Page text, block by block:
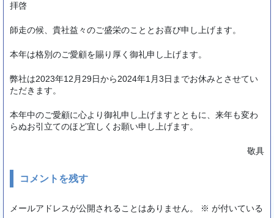
拝啓
師走の候、貴社益々のご盛栄のこととお喜び申し上げます。
本年は格別のご愛顧を賜り厚く御礼申し上げます。
弊社は2023年12月29日から2024年1月3日までお休みとさせてい
ただきます。
本年中のご愛顧に心より御礼申し上げますとともに、来年も変わ
らぬお引立てのほど宜しくお願い申し上げます。
敬具
コメントを残す
メールアドレスが公開されることはありません。 ※ が付いている